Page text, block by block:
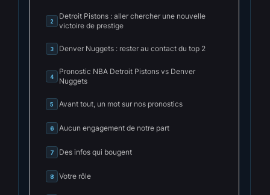
2
Detroit Pistons : aller chercher une nouvelle
victoire de prestige
3 Denver Nuggets : rester au contact du top 2
4
Pronostic NBA Detroit Pistons vs Denver
Nuggets
5 Avant tout, un mot sur nos pronostics
6 Aucun engagement de notre part
7 Des infos qui bougent
8 Votre rôle